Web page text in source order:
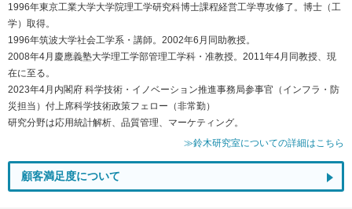
1996年東京工業大学大学院理工学研究科博士課程経営工学専攻修了。博士（工
学）取得。
1996年筑波大学社会工学系・講師。2002年6月同助教授。
2008年4月慶應義塾大学理工学部管理工学科・准教授。2011年4月同教授、現
在に至る。
2023年4月内閣府 科学技術・イノベーション推進事務局参事官（インフラ・防
災担当）付上席科学技術政策フェロー（非常勤）
研究分野は応用統計解析、品質管理、マーケティング。
≫鈴木研究室についての詳細はこちら
顧客満足度について